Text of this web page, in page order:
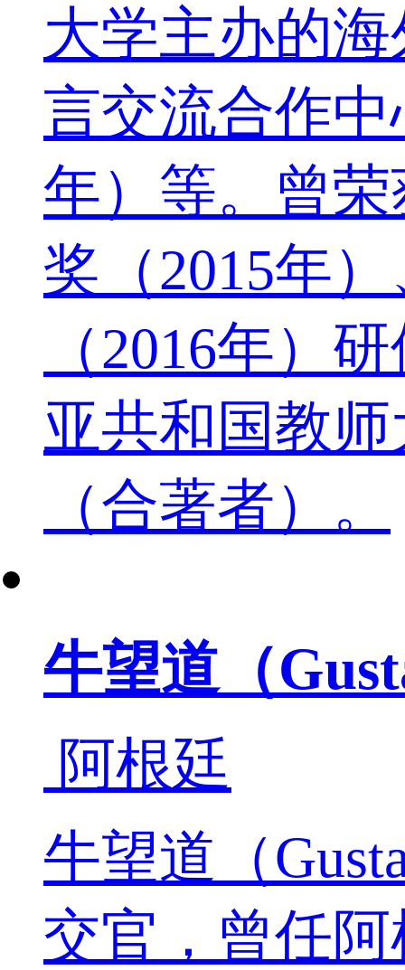
大学主办的
言交流合作
年）等。曾
奖（2015年
（2016年）
亚共和国教
（合著者）。
牛望道（
阿根廷
牛望道（
交官，曾任